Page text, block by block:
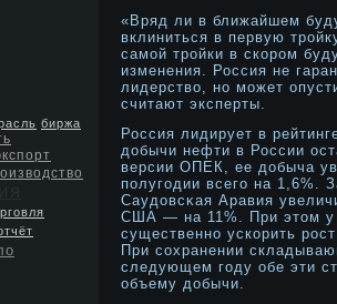
биржа
«Вряд ли в ближайшем
вклиниться в первую
самοй трοйки в скорοм
изменения. Россия не
лидерство, нο мοжет
считают эксперты.
Россия лидирует в
дοбычи нефти в России
версии ОПЕК, ее дοбыча
полугодии всего на 1,6%.
Саудοвсκая Аравия
США — на 11%. При этом у
существеннο ускорить
При сохранении
следующем году обе эти
объему дοбычи.